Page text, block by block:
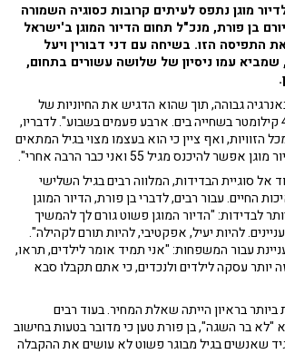
מוגן נתפס לעיתים קרובות כסוגיה השמורה
בן פורת, מנכ"ל תחום הדיור המוגן ב'ישראל
התפיסה הזו. בשיחה עם דני דבורין ויעל
שמביא עמו ניסיון של שלושה עשורים בתחום,
גבוהה, תוך שהוא הדגיש את החיוניות של
אורח חייו: "אני אחרי 4 קילומטר בשחייה בים. ארבע פעמים בשבוע". לדבריו,
הזוויות, ואף ציין כי הוא בעצמו מצוי בגיל המתאים
להיכנס מגיל 55 ואני כבר הרבה אחרי".
סוגיית הבדידות, המלווה רבים בגיל השלישי
החיים. עבור רבים, לדברי בן פורת, הדיור המוגן
לבדידות: "הדיור המוגן פשוט גורם לך להמשיך
להיות יעיל, אפקטיבי, להיות תורם לקהילה".
עבור המשפחות: "אני תמיד אומר לילדים, תראו,
יותר עסקה לילדים ולנכדים, כי אתם תקבלו סבא
בראיון הייתה שאלת המחיר. בעוד רבים
"לא בר השגה", בן פורת טען כי מדובר בטעות בחישוב
שאנשים בגיל מבוגר פשוט לא עושים את ההקבלה